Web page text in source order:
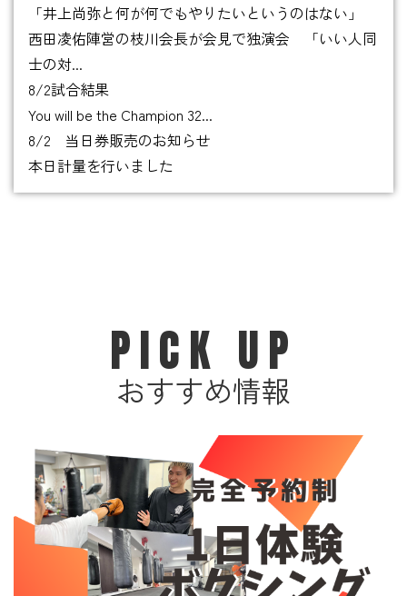
「井上尚弥と何が何でもやりたいというのはない」
西田凌佑陣営の枝川会長が会見で独演会 「いい人同
士の対...
8/2試合結果
You will be the Champion 32...
8/2 当日券販売のお知らせ
本日計量を行いました
PICK UP
おすすめ情報